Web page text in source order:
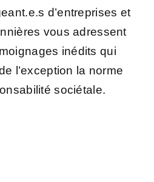
d’entreprises et
vous adressent
inédits qui
l’exception la norme
sociétale.